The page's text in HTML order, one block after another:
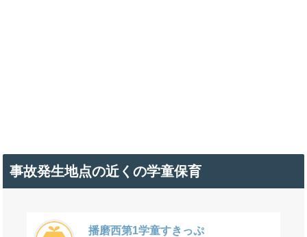
事故発生地点の近くの学童保育
播磨西第1学童すきっぷ